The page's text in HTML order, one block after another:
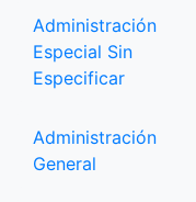
Administración
Especial Sin
Especificar
Administración
General